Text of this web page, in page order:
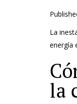
La
energía
la